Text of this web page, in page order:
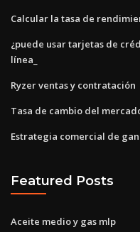
Calcular la tasa de
¿puede usar tarjetas de
línea_
Ryzer ventas y contratación
Tasa de cambio del
Estrategia comercial de
Featured Posts
Aceite medio y gas mlp